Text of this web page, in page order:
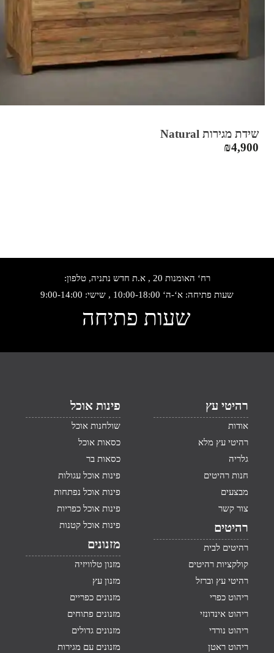
שידת מגירות Natural
₪4,900
רח‘ האומנות 20 , א.ת חדש נתניה, טלפון:
שעות פתיחה: א‘-ה‘ 10:00-18:00 , שישי: 9:00-14:00
שעות פתיחה
רהיטי עץ
אודות
רהיטי עץ מלא
גלריה
חנות רהיטים
מבצעים
צור קשר
רהיטים
רהיטים לבית
קולקציות רהיטים
רהיטי עץ וברזל
ריהוט כפרי
ריהוט אינדונזי
ריהוט נורדי
ריהוט ראטן
פינות אוכל
שולחנות אוכל
כסאות אוכל
כסאות בר
פינות אוכל עגולות
פינות אוכל נפתחות
פינות אוכל כפריות
פינות אוכל קטנות
מזנונים
מזנון טלוויזיה
מזנון עץ
מזנונים כפריים
מזנונים פתוחים
מזנונים גדולים
מזנונים עם מגירות